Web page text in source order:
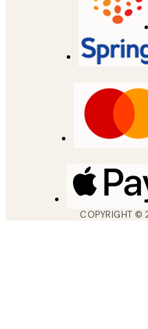
COPYRIGHT ©